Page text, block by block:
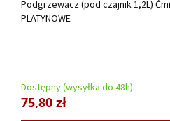
Podgrzewacz (pod czajnik 1,2L)
PLATYNOWE
Dostępny (wysyłka do 48h)
75,80 zł